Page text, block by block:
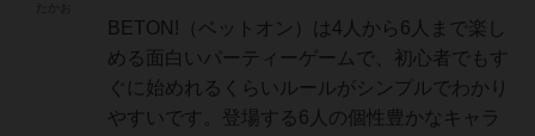
BETON!（ベットオン）は4人から6人まで楽し
める面白いパーティーゲームで、初心者でもす
ぐに始めれるくらいルールがシンプルでわかり
やすいです。登場する6人の個性豊かなキャラ